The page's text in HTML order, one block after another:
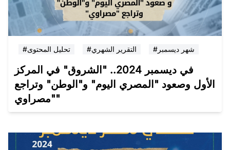
#تحليل المحتوى #التقرير الشهري #شهر ديسمبر
في ديسمبر 2024.. "الشروق" في المركز
الأول وصعود "المصري اليوم" و"الوطن" وتراجع
"مصراوي"